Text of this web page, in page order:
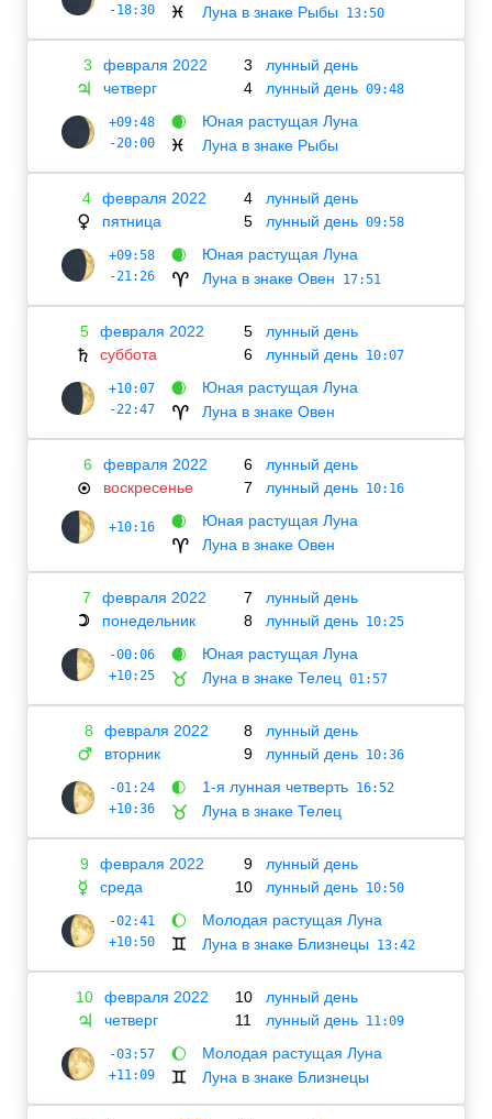
-18:30
♓ Луна в знаке Рыбы 13:50
3 февраля 2022
♃ четверг
3
лунный день
4
лунный день 09:48
+09:48
-20:00
🌒 Юная растущая Луна
♓ Луна в знаке Рыбы
4 февраля 2022
♀ пятница
4
лунный день
5
лунный день 09:58
+09:58
-21:26
🌒 Юная растущая Луна
♈ Луна в знаке Овен 17:51
5 февраля 2022
♄ суббота
5
лунный день
6
лунный день 10:07
+10:07
-22:47
🌒 Юная растущая Луна
♈ Луна в знаке Овен
6 февраля 2022
☉ воскресенье
6
лунный день
7
лунный день 10:16
+10:16 🌒 Юная растущая Луна
♈ Луна в знаке Овен
7 февраля 2022
☽ понедельник
7
лунный день
8
лунный день 10:25
-00:06
+10:25
🌒 Юная растущая Луна
♉ Луна в знаке Телец 01:57
8 февраля 2022
♂ вторник
8
лунный день
9
лунный день 10:36
-01:24
+10:36
🌓 1-я лунная четверть 16:52
♉
Луна в знаке Телец
9 февраля 2022
☿ среда
9
лунный день
10
лунный день 10:50
-02:41
+10:50
🌔 Молодая растущая Луна
♊ Луна в знаке Близнецы 13:42
10 февраля 2022
♃ четверг
10
лунный день
11
лунный день 11:09
-03:57
+11:09
🌔 Молодая растущая Луна
♊ Луна в знаке Близнецы